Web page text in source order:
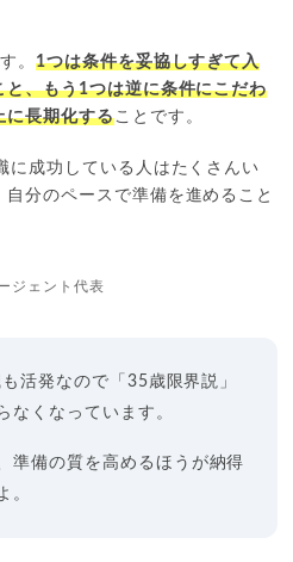
。 1つは条件を妥協しすぎて入
、もう1つは逆に条件にこだわ
に長期化することです。
に成功している人はたくさんい
分のペースで準備を進めること
ジェント代表
活発なので「35歳限界説」
なくなっています。
準備の質を高めるほうが納得
。